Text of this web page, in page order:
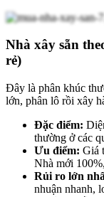
Nhà xây sẵn
rẻ)
Đây là phân khúc
lớn, phân lô rồi xây
Đặc điểm:
thường ở các
Ưu điểm: Giá
Nhà mới
Rủi ro lớn
nhuận nhanh,